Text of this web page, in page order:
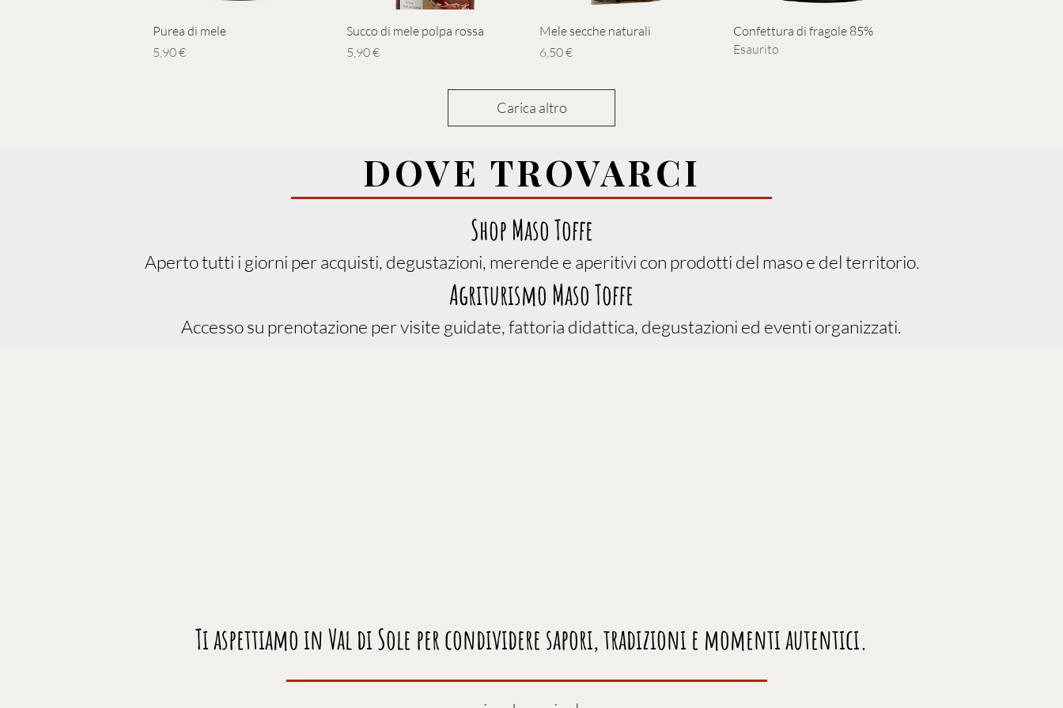
Vista rapida
Purea di mele
Prezzo
5,90 €
Vista rapida
Succo di mele polpa rossa
Prezzo
5,90 €
Vista rapida
Mele secche naturali
Prezzo
6,50 €
Vista rapida
Confettura di fragole 85%
Esaurito
Carica altro
DOVE TROVARCI
Shop Maso Toffe
Aperto tutti i giorni per acquisti, degustazioni, merende e aperitivi con prodotti del maso e del territorio.
Agriturismo Maso Toffe
Accesso su prenotazione per visite guidate, fattoria didattica, degustazioni ed eventi organizzati.
Ti aspettiamo in Val di Sole per condividere sapori, tradizioni e momenti autentici.